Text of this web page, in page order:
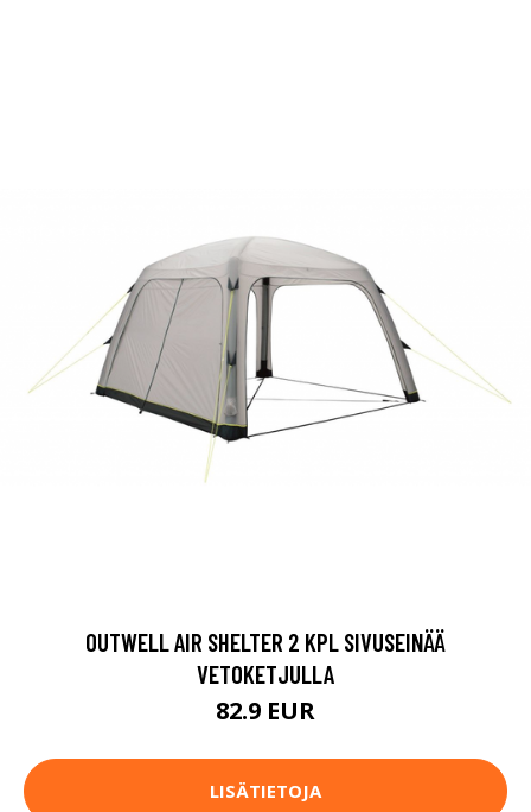
OUTWELL AIR SHELTER 2 KPL SIVUSEINÄÄ
VETOKETJULLA
82.9 EUR
LISÄTIETOJA